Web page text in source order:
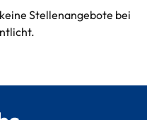
Stellenangebote bei